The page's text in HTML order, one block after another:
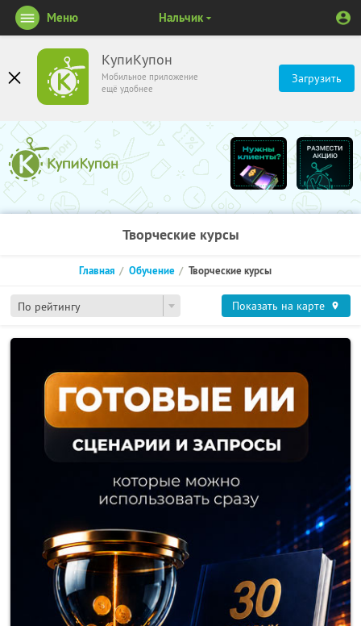
КупиКупон
Мобильное приложение
ещё удобнее
Загрузить
Меню Нальчик
Творческие курсы
По рейтингу
Главная Обучение Творческие курсы
Показать на карте